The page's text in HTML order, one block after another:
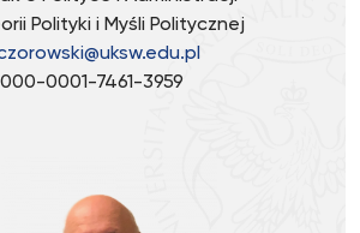
Polityki i Myśli Politycznej
0001-7461-3959